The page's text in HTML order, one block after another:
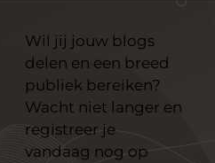
Wil jij jouw blogs
delen en een breed
publiek bereiken?
Wacht niet langer en
registreer je
vandaag nog op